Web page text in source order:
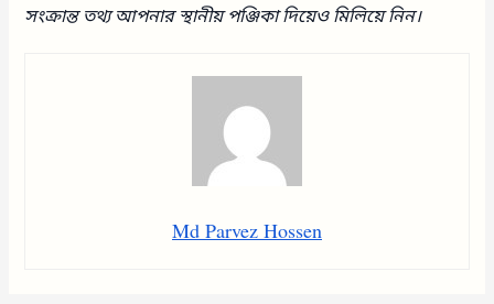
সংক্রান্ত তথ্য আপনার স্থানীয় পঞ্জিকা দিয়েও মিলিয়ে নিন।
Md Parvez Hossen